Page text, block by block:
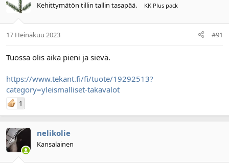
Kehittymätön tillin tallin tasapää. KK Plus pack
17 Heinäkuu 2023 #91
Tuossa olis aika pieni ja sievä.
https://www.tekant.fi/fi/tuote/19292513?
category=yleismalliset-takavalot
1
nelikolie
Kansalainen